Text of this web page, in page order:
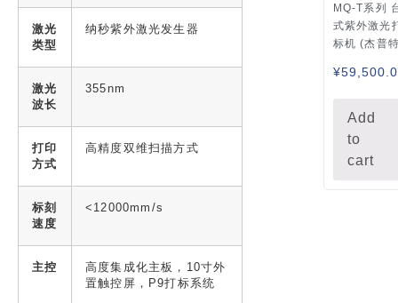
激光
类型
纳秒紫外激光发生器
激光
波长
355nm
打印
方式
高精度双维扫描方式
标刻
速度
<12000mm/s
主控
高度集成化主板，10寸外
置触控屏，P9打标系统
MQ-T系列
式紫外激光
标机 (杰普
¥
Add
to
cart